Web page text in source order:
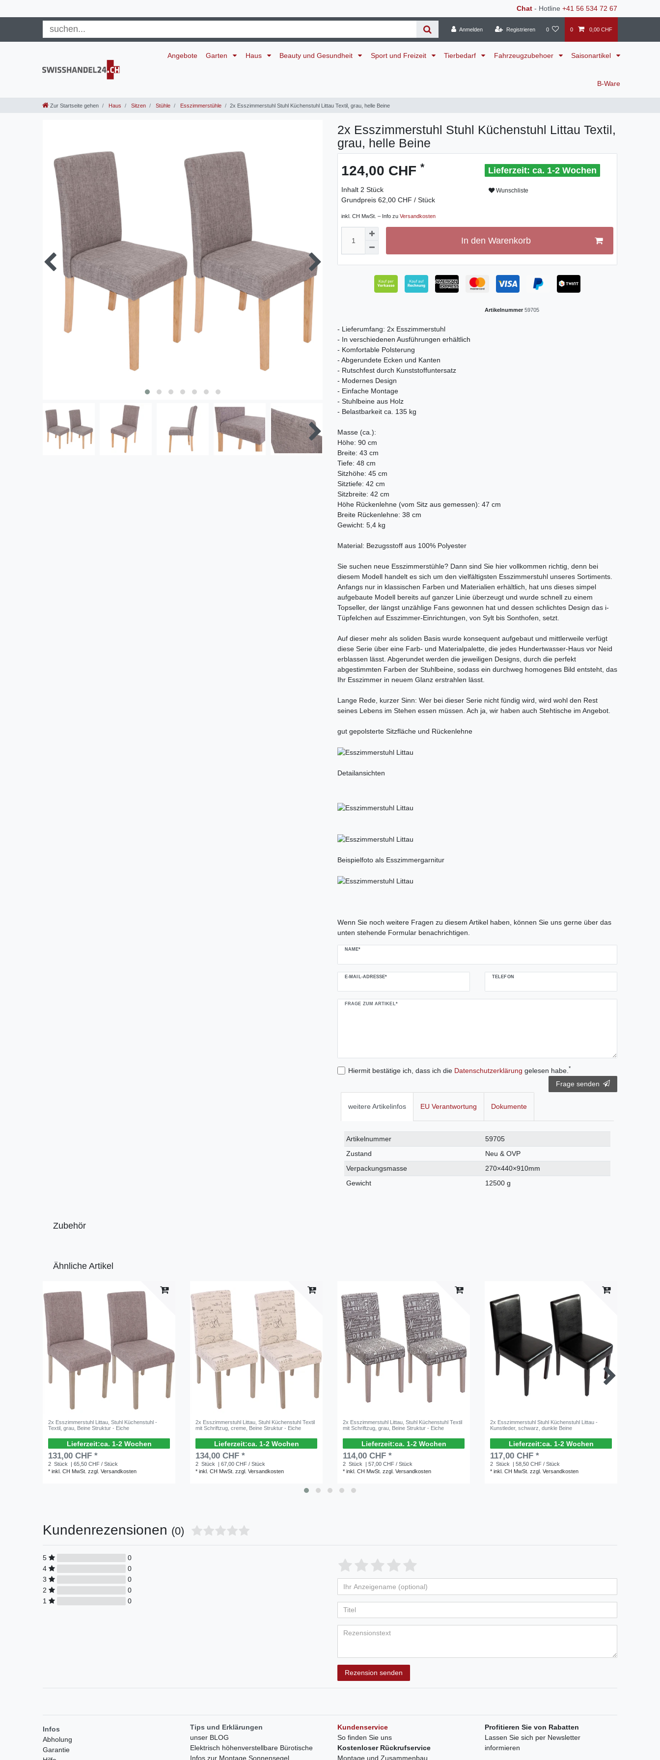
Chat - Hotline +41 56 534 72 67
Anmelden Registrieren 0 0 0,00 CHF
Angebote Garten Haus Beauty und Gesundheit Sport und Freizeit Tierbedarf Fahrzeugzubehoer Saisonartikel
B-Ware
Zur Startseite gehen Haus Sitzen Stühle Esszimmerstühle 2x Esszimmerstuhl Stuhl Küchenstuhl Littau Textil, grau, helle Beine
2x Esszimmerstuhl Stuhl Küchenstuhl Littau Textil,
grau, helle Beine
124,00 CHF *
Inhalt 2 Stück
Grundpreis 62,00 CHF / Stück
inkl. CH MwSt. – Info zu Versandkosten
ca. 1-2 Wochen
Wunschliste
In den Warenkorb
Artikelnummer 59705
- Lieferumfang: 2x Esszimmerstuhl
- In verschiedenen Ausführungen erhältlich
- Komfortable Polsterung
- Abgerundete Ecken und Kanten
- Rutschfest durch Kunststoffuntersatz
- Modernes Design
- Einfache Montage
- Stuhlbeine aus Holz
- Belastbarkeit ca. 135 kg
Masse (ca.):
Höhe: 90 cm
Breite: 43 cm
Tiefe: 48 cm
Sitzhöhe: 45 cm
Sitztiefe: 42 cm
Sitzbreite: 42 cm
Höhe Rückenlehne (vom Sitz aus gemessen): 47 cm
Breite Rückenlehne: 38 cm
Gewicht: 5,4 kg
Material: Bezugsstoff aus 100% Polyester
Sie suchen neue Esszimmerstühle? Dann sind Sie hier vollkommen richtig, denn bei
diesem Modell handelt es sich um den vielfältigsten Esszimmerstuhl unseres Sortiments.
Anfangs nur in klassischen Farben und Materialien erhältlich, hat uns dieses simpel
aufgebaute Modell bereits auf ganzer Linie überzeugt und wurde schnell zu einem
Topseller, der längst unzählige Fans gewonnen hat und dessen schlichtes Design das i-
Tüpfelchen auf Esszimmer-Einrichtungen, von Sylt bis Sonthofen, setzt.
Auf dieser mehr als soliden Basis wurde konsequent aufgebaut und mittlerweile verfügt
diese Serie über eine Farb- und Materialpalette, die jedes Hundertwasser-Haus vor Neid
erblassen lässt. Abgerundet werden die jeweiligen Designs, durch die perfekt
abgestimmten Farben der Stuhlbeine, sodass ein durchweg homogenes Bild entsteht, das
Ihr Esszimmer in neuem Glanz erstrahlen lässt.
Lange Rede, kurzer Sinn: Wer bei dieser Serie nicht fündig wird, wird wohl den Rest
seines Lebens im Stehen essen müssen. Ach ja, wir haben auch Stehtische im Angebot.
gut gepolsterte Sitzfläche und Rückenlehne
Detailansichten
Beispielfoto als Esszimmergarnitur
Wenn Sie noch weitere Fragen zu diesem Artikel haben, können Sie uns gerne über das
unten stehende Formular benachrichtigen.
NAME*
E-MAIL-ADRESSE* TELEFON
FRAGE ZUM ARTIKEL*
Hiermit bestätige ich, dass ich die Daten­schutz­erklärung gelesen habe. *
Frage senden
weitere Artikelinfos EU Verantwortung Dokumente
Technisches
Merkmal
Wert
Artikelnummer
59705
Zustand
Neu & OVP
Verpackungsmasse
270×440×910mm
Gewicht
12500 g
Zubehör
Ähnliche Artikel
2x Esszimmerstuhl Littau, Stuhl Küchenstuhl -
Textil, grau, Beine Struktur - Eiche
ca. 1-2 Wochen
131,00 CHF *
2 Stück
| 65,50 CHF / Stück
*inkl. CH MwSt. zzgl.Versandkosten
2x Esszimmerstuhl Littau, Stuhl Küchenstuhl Textil
mit Schriftzug, creme, Beine Struktur - Eiche
ca. 1-2 Wochen
134,00 CHF *
2 Stück
| 67,00 CHF / Stück
*inkl. CH MwSt. zzgl.Versandkosten
2x Esszimmerstuhl Littau, Stuhl Küchenstuhl Textil
mit Schriftzug, grau, Beine Struktur - Eiche
ca. 1-2 Wochen
114,00 CHF *
2 Stück
| 57,00 CHF / Stück
*inkl. CH MwSt. zzgl.Versandkosten
2x Esszimmerstuhl Stuhl Küchenstuhl Littau -
Kunstleder, schwarz, dunkle Beine
ca. 1-2 Wochen
117,00 CHF *
2 Stück
| 58,50 CHF / Stück
*inkl. CH MwSt. zzgl.Versandkosten
Kundenrezensionen (0)
5
0
4
0
3
0
2
0
1
0
Bewertungssterne
von
5
Bewertungssternen
4
von
5
Bewertungssternen
3
von
5
Bewertungssternen
2
von
5
Bewertungssternen
1
von
5
Bewertungssternen
Anzeigename
(optional)
Rezension senden
Infos
Abholung
Garantie
Tips und Erklärungen
unser BLOG
Elektrisch höhenverstellbare Bürotische
Infos zur Montage Sonnensegel
Kundenservice
So finden Sie uns
Kostenloser Rückrufservice
Montage und Zusammenbau
Profitieren Sie von Rabatten
Lassen Sie sich per Newsletter
informieren